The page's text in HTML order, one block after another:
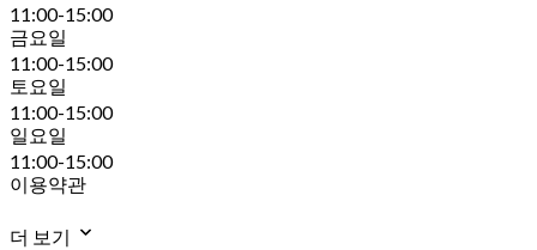
11:00-15:00
금요일
11:00-15:00
토요일
11:00-15:00
일요일
11:00-15:00
이용약관
더 보기